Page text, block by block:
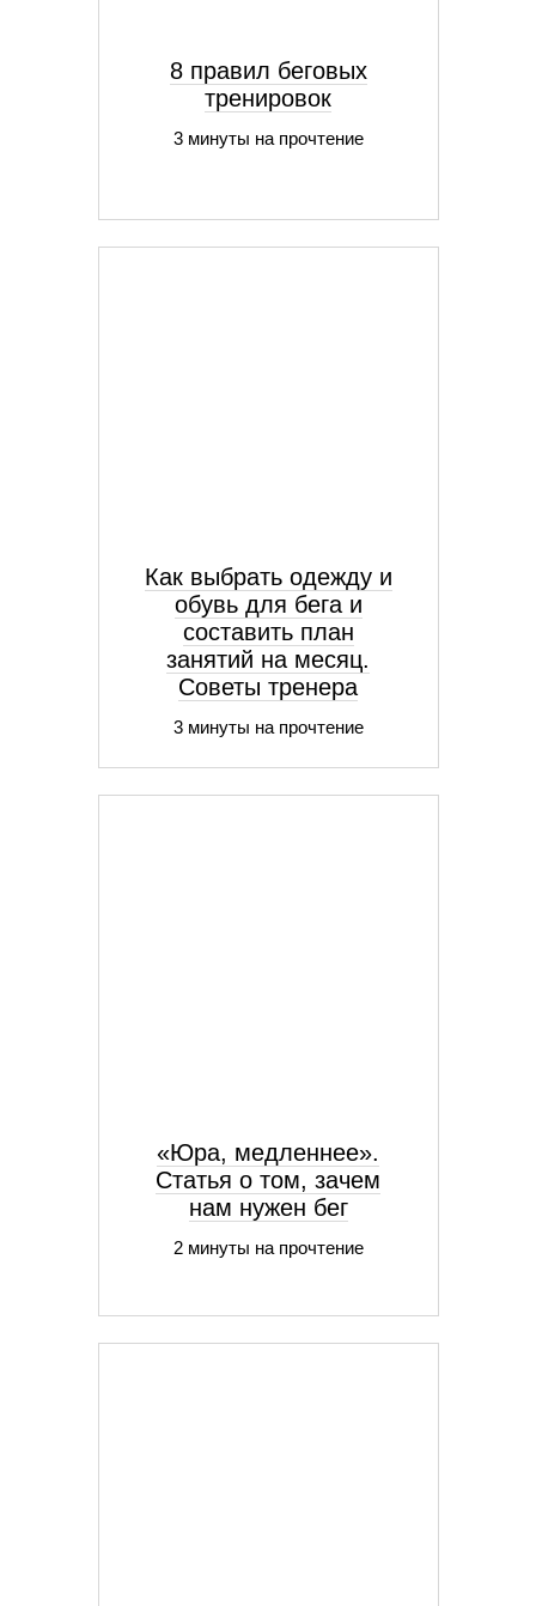
8 правил беговых
тренировок
3 минуты на прочтение
Как выбрать одежду и
обувь для бега и
составить план
занятий на месяц.
Советы тренера
3 минуты на прочтение
«Юра, медленнее».
Статья о том, зачем
нам нужен бег
2 минуты на прочтение